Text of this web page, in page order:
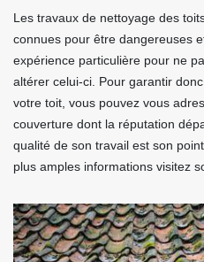
Les travaux de nettoyage des
connues pour être dangereuses
expérience particulière pour ne
altérer celui-ci. Pour garantir
votre toit, vous pouvez vous
couverture dont la réputation
qualité de son travail est son
plus amples informations visitez